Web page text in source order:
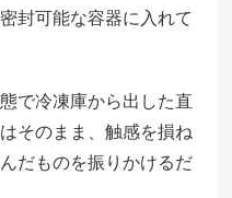
封可能な容器に入れて
で冷凍庫から出した直
そのまま、触感を損ね
だものを振りかけるだ